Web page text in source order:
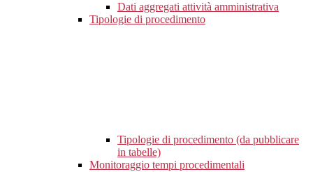
Dati aggregati attività amministrativa
Tipologie di procedimento
Tipologie di procedimento (da pubblicare
in tabelle)
Monitoraggio tempi procedimentali